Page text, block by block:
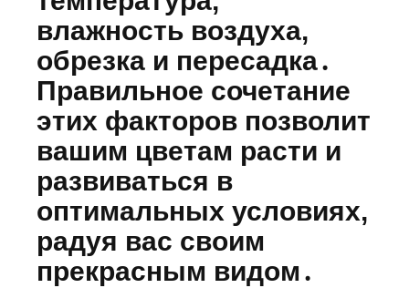
влажность воздуха,
обрезка и пересадка․
Правильное сочетание
этих факторов позволит
вашим цветам расти и
развиваться в
оптимальных условиях,
радуя вас своим
прекрасным видом․